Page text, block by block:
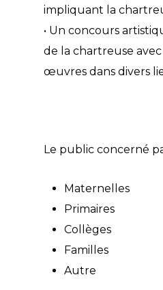
impliquant la
• Un concours
de la chartreuse
œuvres dans divers
Le public concerné
Maternelles
Primaires
Collèges
Familles
Autre